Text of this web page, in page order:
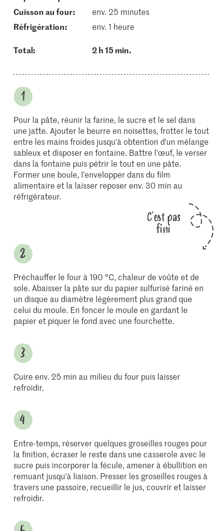
cuisson au four:
env. 25 minutes
réfrigération:
env. 1 heure
Total: 2 h 15 min.
Pour la pâte, réunir la farine, le sucre et le sel dans
une jatte. Ajouter le beurre en noisettes, frotter le tout
entre les mains froides jusqu'à obtention d'un mélange
sableux et disposer en fontaine. Battre l'œuf, le verser
dans la fontaine puis pétrir le tout en une pâte.
Former une boule, l'envelopper dans du film
alimentaire et la laisser reposer env. 30 min au
réfrigérateur.
C'est pas
fini
Préchauffer le four à 190 °C, chaleur de voûte et de
sole. Abaisser la pâte sur du papier sulfurisé fariné en
un disque au diamètre légèrement plus grand que
celui du moule. En foncer le moule en gardant le
papier et piquer le fond avec une fourchette.
Cuire env. 25 min au milieu du four puis laisser
refroidir.
Entre-temps, réserver quelques groseilles rouges pour
la finition, écraser le reste dans une casserole avec le
sucre puis incorporer la fécule, amener à ébullition en
remuant jusqu'à liaison. Presser les groseilles rouges à
travers une passoire, recueillir le jus, couvrir et laisser
refroidir.